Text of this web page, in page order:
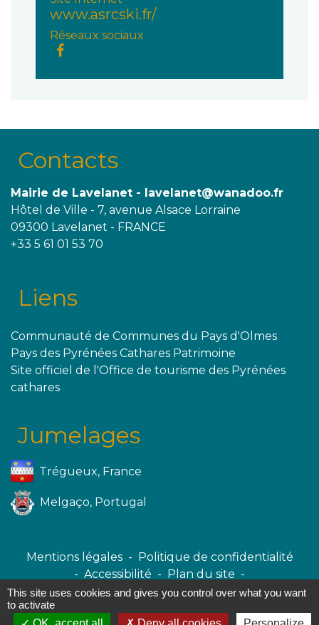
www.asrcski.fr/
Réseaux sociaux
Contacts
Mairie de Lavelanet - lavelanet@wanadoo.fr
Hôtel de Ville - 7, avenue Alsace Lorraine
09300 Lavelanet - FRANCE
+33 5 61 01 53 70
Liens
Communauté de Communes du Pays d'Olmes
Pays des Pyrénées Cathares Patrimoine
Site officiel de l'Office de tourisme des Pyrénées
cathares
Jumelages
Trégueux, France
Melgaço, Portugal
Mentions légales - Politique de confidentialité
- Accessibilité - Plan du site -
Gestion des cookies
This site uses cookies and gives you control over what you want
to activate